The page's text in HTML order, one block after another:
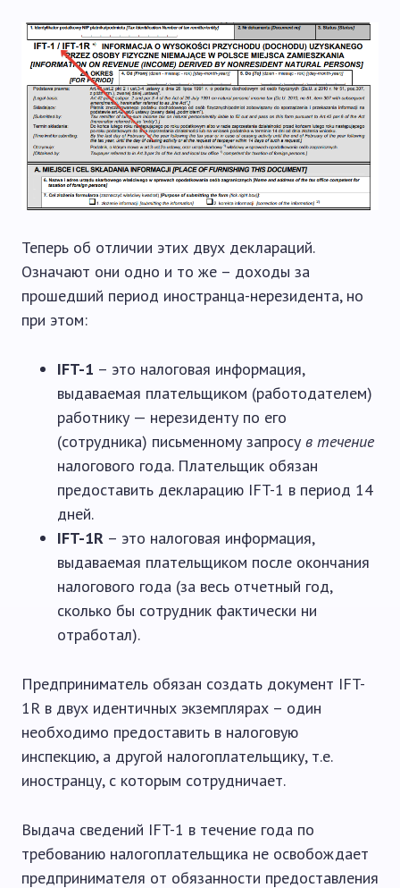
Теперь об отличии этих двух деклараций.
Означают они одно и то же – доходы за
прошедший период иностранца-нерезидента, но
при этом:
IFT-1 – это налоговая информация,
выдаваемая плательщиком (работодателем)
работнику — нерезиденту по его
(сотрудника) письменному запросу в течение
налогового года. Плательщик обязан
предоставить декларацию IFT-1 в период 14
дней.
IFT-1R – это налоговая информация,
выдаваемая плательщиком после окончания
налогового года (за весь отчетный год,
сколько бы сотрудник фактически ни
отработал).
Предприниматель обязан создать документ IFT-
1R в двух идентичных экземплярах – один
необходимо предоставить в налоговую
инспекцию, а другой налогоплательщику, т.е.
иностранцу, с которым сотрудничает.
Выдача сведений IFT-1 в течение года по
требованию налогоплательщика не освобождает
предпринимателя от обязанности предоставления